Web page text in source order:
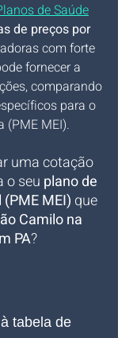
de Saúde
de preços por
com forte
fornecer a
comparando
para o
(PME MEI).
uma cotação
o seu plano de
MEI) que
Camilo na
PA?
tabela de